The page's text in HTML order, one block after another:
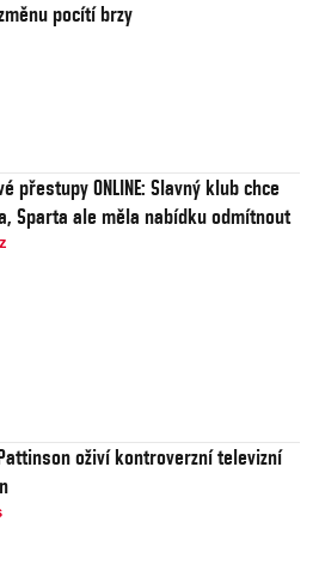
pocítí brzy
přestupy ONLINE: Slavný klub chce
Sparta ale měla nabídku odmítnout
oživí kontroverzní televizní